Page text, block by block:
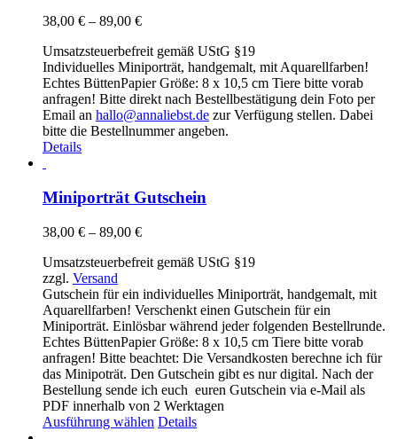
38,00 € – 89,00 €Preisspanne:
bis
89,00 €
Umsatzsteuerbefreit gemäß UStG §19
Individuelles Miniporträt, handgemalt, mit Aquarellfarben!
Echtes BüttenPapier Größe: 8 x 10,5 cm Tiere bitte vorab
anfragen! Bitte direkt nach Bestellbestätigung dein Foto per
Email an hallo@annaliebst.de zur Verfügung stellen. Dabei
bitte die Bestellnummer angeben.
Details
Miniporträt Gutschein
38,00 € – 89,00 €Preisspanne:
bis
Umsatzsteuerbefreit gemäß UStG §19
zzgl. Versand
Gutschein für ein individuelles Miniporträt, handgemalt, mit
Aquarellfarben! Verschenkt einen Gutschein für ein
Miniporträt. Einlösbar während jeder folgenden Bestellrunde.
Echtes BüttenPapier Größe: 8 x 10,5 cm Tiere bitte vorab
anfragen! Bitte beachtet: Die Versandkosten berechne ich für
das Minipoträt. Den Gutschein gibt es nur digital. Nach der
Bestellung sende ich euch euren Gutschein via e-Mail als
PDF innerhalb von 2 Werktagen
Ausführung wählen Dieses
Details